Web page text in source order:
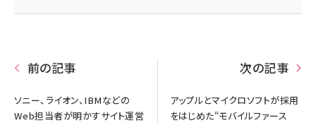
前の記事
ソニー、ライオン、IBMなどの
Web担当者が明かすサイト運営
次の記事
アップルとマイクロソフトが採用
をはじめた“モバイルファース